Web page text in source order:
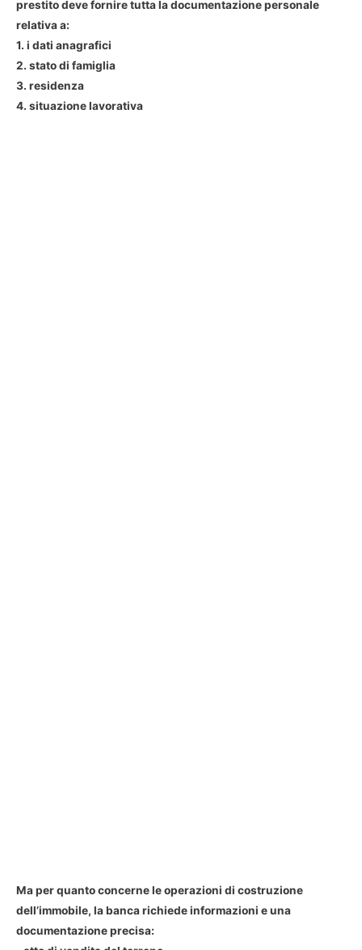
prestito deve fornire tutta la documentazione personale
relativa a:
1. i dati anagrafici
2. stato di famiglia
3. residenza
4. situazione lavorativa
Ma per quanto concerne le operazioni di costruzione
dell’immobile, la banca richiede informazioni e una
documentazione precisa: